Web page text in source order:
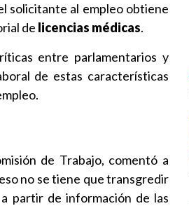
solicitante al empleo obtiene
de licencias médicas.
entre parlamentarios y
de estas características
de Trabajo, comentó a
no se tiene que transgredir
partir de información de las